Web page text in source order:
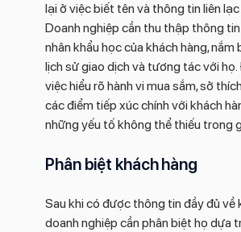
lại ở việc biết tên và thông tin liên lạc
Doanh nghiệp cần thu thập thông
nhân khẩu học của khách hàng, nắm
lịch sử giao dịch và tương tác với
việc hiểu rõ hành vi mua sắm, sở
các điểm tiếp xúc chính với khách
những yếu tố không thể thiếu trong
Phân biệt khách hàng
Sau khi có được thông tin đầy đủ về
doanh nghiệp cần phân biệt họ dựa